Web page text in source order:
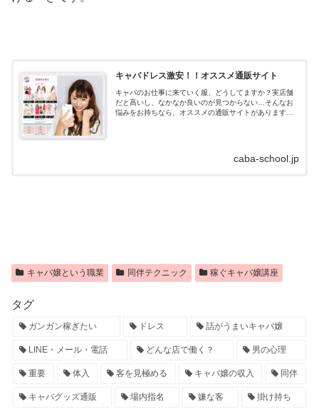
キャバドレス激安！！オススメ通販サイト
キャバのお仕事に来ていく服、どうしてますか？実店舗
だと高いし、なかなか良いのが見つからない…そんなお
悩みをお持ちなら、オススメの通販サイトがあります！
caba-school.jp
キャバ嬢という職業 同伴テクニック 稼ぐキャバ嬢講座
タグ
ガンガン稼ぎたい ドレス 話がうまいキャバ嬢
LINE・メール・電話 どんな店で働く？ 男の心理
重要 体入 客を見極める キャバ嬢の収入 同伴
キャバグッズ通販 場内指名 嫌な客 掛け持ち